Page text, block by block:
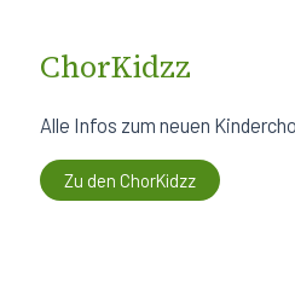
ChorKidzz
Alle Infos zum neuen
Zu den ChorKidzz